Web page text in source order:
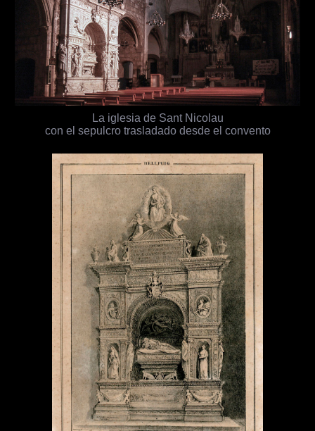
La iglesia de Sant Nicolau
con el sepulcro trasladado desde el convento